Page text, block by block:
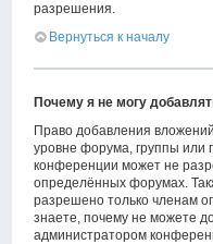
разрешения.
Вернуться к началу
Почему я не могу
Право добавления
уровне форума, группы или
конференции может не
определённых форумах.
разрешено только членам
знаете, почему не можете
администратором